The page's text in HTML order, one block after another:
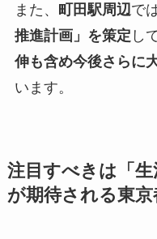
また、 町田駅周辺で
推進計画」を策定 し
伸も含め今後さらに
います。
注目すべきは「
が期待される東